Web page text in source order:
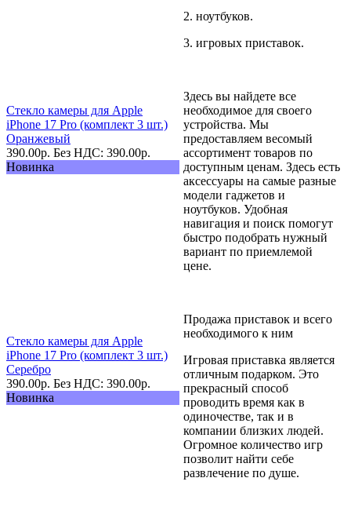
Стекло камеры для Apple
iPhone 17 Pro (комплект 3 шт.)
Оранжевый
390.00р. Без НДС: 390.00р.
Новинка
Стекло камеры для Apple
iPhone 17 Pro (комплект 3 шт.)
Серебро
390.00р. Без НДС: 390.00р.
Новинка
2. ноутбуков.
3. игровых приставок.
Здесь вы найдете все
необходимое для своего
устройства. Мы
предоставляем весомый
ассортимент товаров по
доступным ценам. Здесь есть
аксессуары на самые разные
модели гаджетов и
ноутбуков. Удобная
навигация и поиск помогут
быстро подобрать нужный
вариант по приемлемой
цене.
Продажа приставок и всего
необходимого к ним
Игровая приставка является
отличным подарком. Это
прекрасный способ
проводить время как в
одиночестве, так и в
компании близких людей.
Огромное количество игр
позволит найти себе
развлечение по душе.